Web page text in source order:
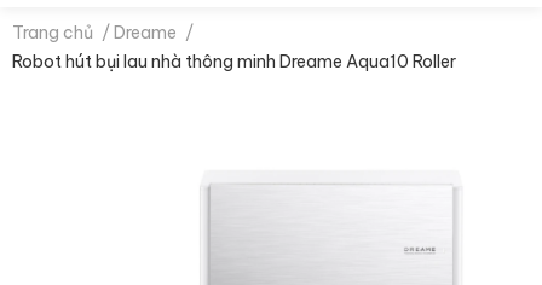
Trang chủ /Dreame /
Robot hút bụi lau nhà thông minh Dreame Aqua10 Roller